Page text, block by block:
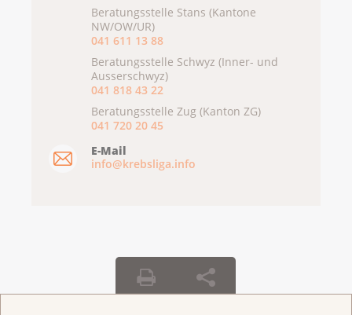
Beratungsstelle Stans (Kantone
NW/OW/UR)
041 611 13 88
Beratungsstelle Schwyz (Inner- und
Ausserschwyz)
041 818 43 22
Beratungsstelle Zug (Kanton ZG)
041 720 20 45
E-Mail
info@krebsliga.info